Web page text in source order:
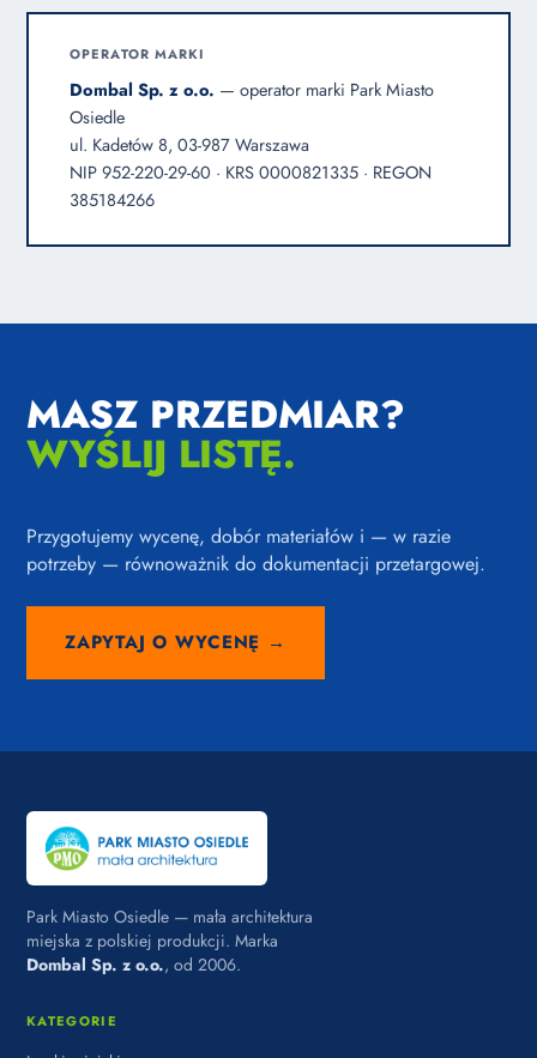
OPERATOR MARKI
Dombal Sp. z o.o. — operator marki Park Miasto
Osiedle
ul. Kadetów 8, 03-987 Warszawa
NIP 952-220-29-60 · KRS 0000821335 · REGON
385184266
MASZ PRZEDMIAR?
WYŚLIJ LISTĘ.
Przygotujemy wycenę, dobór materiałów i — w razie
potrzeby — równoważnik do dokumentacji przetargowej.
ZAPYTAJ O WYCENĘ →
Park Miasto Osiedle — mała architektura
miejska z polskiej produkcji. Marka
Dombal Sp. z o.o., od 2006.
KATEGORIE